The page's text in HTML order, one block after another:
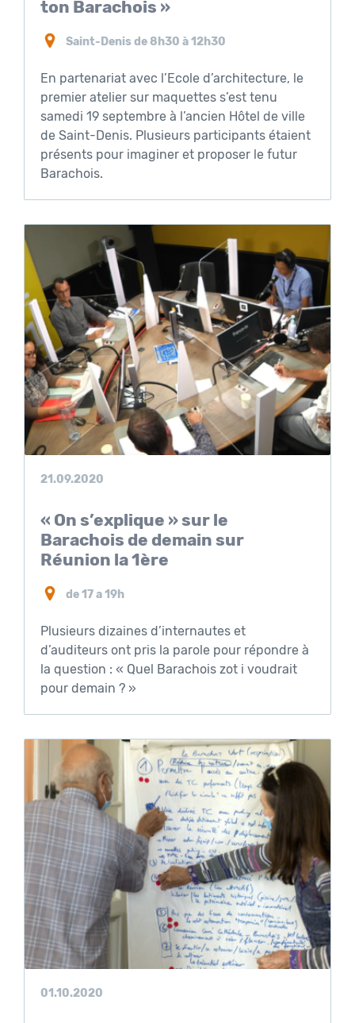
ton Barachois »
Saint-Denis de 8h30 à 12h30
En partenariat avec l’Ecole d’architecture, le
premier atelier sur maquettes s’est tenu
samedi 19 septembre à l’ancien Hôtel de ville
de Saint-Denis. Plusieurs participants étaient
présents pour imaginer et proposer le futur
Barachois.
21.09.2020
« On s’explique » sur le
Barachois de demain sur
Réunion la 1ère
de 17 a 19h
Plusieurs dizaines d’internautes et
d’auditeurs ont pris la parole pour répondre à
la question : « Quel Barachois zot i voudrait
pour demain ? »
01.10.2020